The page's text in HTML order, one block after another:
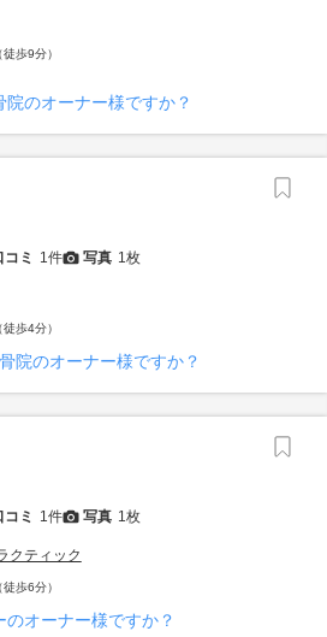
歩9分）
院のオーナー様ですか？
コミ 1件 写真 1枚
歩4分）
院のオーナー様ですか？
コミ 1件 写真 1枚
クティック
歩6分）
のオーナー様ですか？